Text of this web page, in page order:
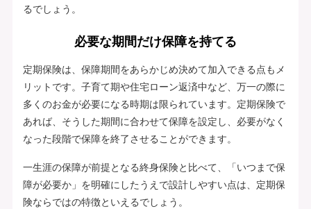
るでしょう。
必要な期間だけ保障を持てる
定期保険は、保障期間をあらかじめ決めて加入できる点もメ
リットです。子育て期や住宅ローン返済中など、万一の際に
多くのお金が必要になる時期は限られています。定期保険で
あれば、そうした期間に合わせて保障を設定し、必要がなく
なった段階で保障を終了させることができます。
一生涯の保障が前提となる終身保険と比べて、「いつまで保
障が必要か」を明確にしたうえで設計しやすい点は、定期保
険ならではの特徴といえるでしょう。